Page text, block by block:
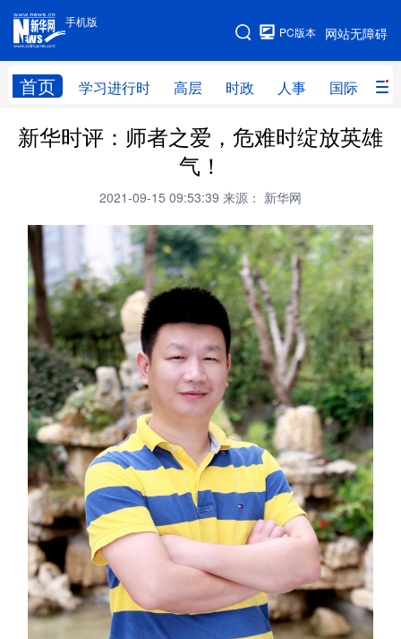
手机版
网站无障碍
PC版本
首页 学习进行时 高层 时政 人事 国际 财
手机版
网站地图
学习进行时 高层 时政 人事
全球连线
科创 量子 体育
文化 书画 健康 军事
访谈 视频 图片 政务
法律 中央文件 金融 汽车
食品 人居 信息化 数字经济
学术中国 乡村振兴 银龄 溯源中国
城市 旅游 能源 会展
彩票 娱乐 时尚 悦读
公益 一带一路 亚太网 上市公司
文化产业
新华时评：师者之爱，危难时绽放英雄
气！
2021-09-15 09:53:39 来源： 新华网